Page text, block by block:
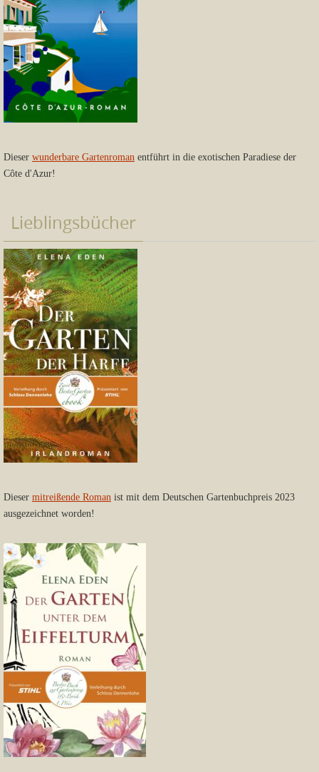
Dieser wunderbare Gartenroman entführt in die exotischen Paradiese der
Côte d'Azur!
Lieblingsbücher
Dieser mitreißende Roman ist mit dem Deutschen Gartenbuchpreis 2023
ausgezeichnet worden!